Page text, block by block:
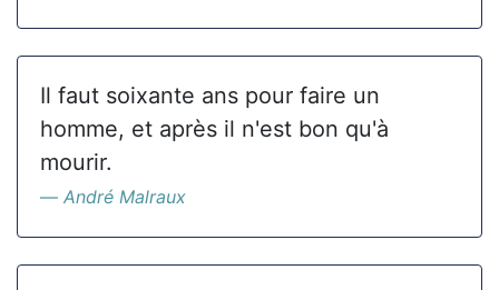
Il faut soixante ans pour faire un
homme, et après il n'est bon qu'à
mourir.
André Malraux